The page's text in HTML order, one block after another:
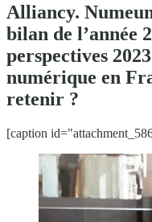
Alliancy.
bilan de l’année
perspectives
numérique en
retenir ?
[caption